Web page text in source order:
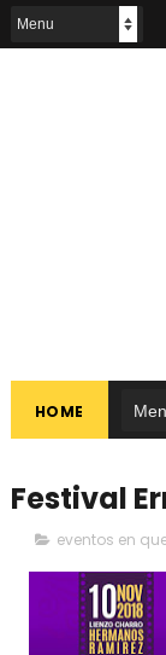
HOME
Festival
eventos en